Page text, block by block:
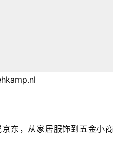
东，从家居服饰到五金小商